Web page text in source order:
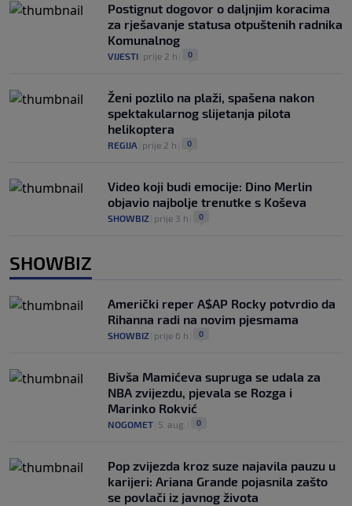
Postignut dogovor o daljnjim koracima
za rješavanje statusa otpuštenih radnika
Komunalnog
VIJESTI prije 2 h 0
Ženi pozlilo na plaži, spašena nakon
spektakularnog slijetanja pilota
helikoptera
REGIJA prije 2 h 0
Video koji budi emocije: Dino Merlin
objavio najbolje trenutke s Koševa
SHOWBIZ prije 3 h 0
SHOWBIZ
Američki reper A$AP Rocky potvrdio da
Rihanna radi na novim pjesmama
SHOWBIZ prije 6 h 0
Bivša Mamićeva supruga se udala za
NBA zvijezdu, pjevala se Rozga i
Marinko Rokvić
NOGOMET 5. aug. 0
Pop zvijezda kroz suze najavila pauzu u
karijeri: Ariana Grande pojasnila zašto
se povlači iz javnog života